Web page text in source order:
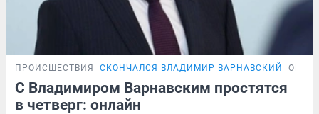
ПРОИСШЕСТВИЯ СКОНЧАЛСЯ ВЛАДИМИР ВАРНАВСКИЙ
С Владимиром Варнавским простятся
в четверг: онлайн